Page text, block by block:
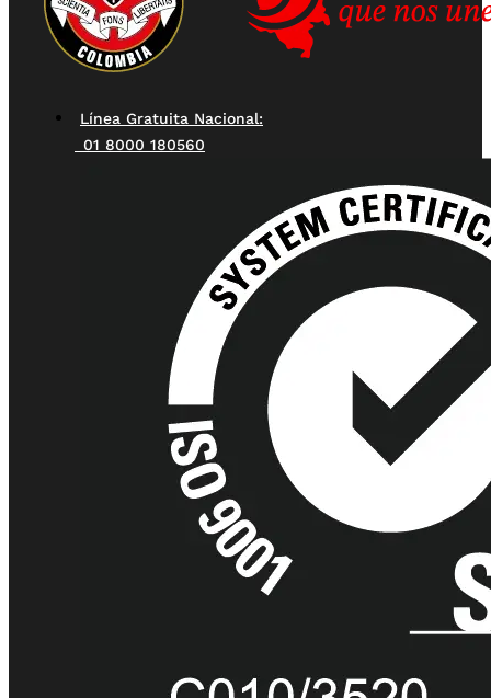
Línea Gratuita Nacional:
01 8000 180560